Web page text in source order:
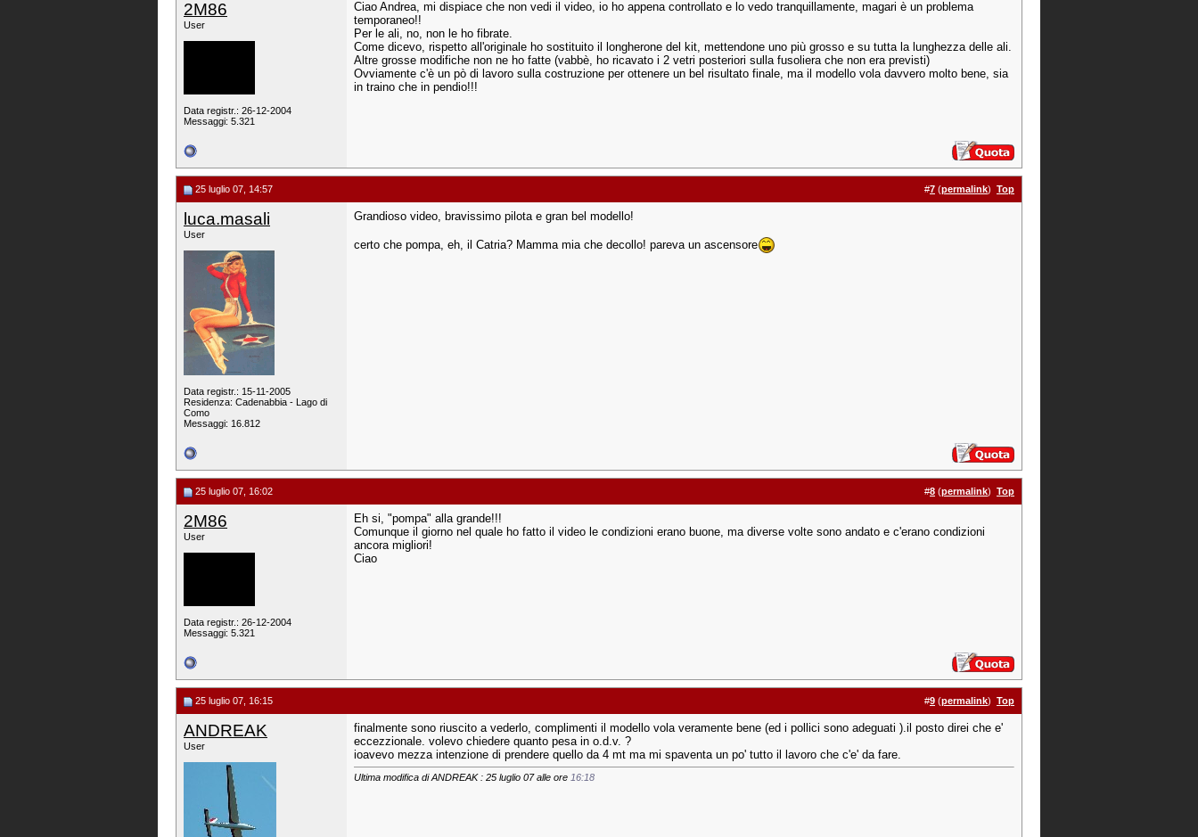
2M86
User
Data registr.: 26-12-2004
Messaggi: 5.321
Ciao Andrea, mi dispiace che non vedi il video, io ho appena controllato e lo vedo tranquillamente, magari è un problema
temporaneo!!
Per le ali, no, non le ho fibrate.
Come dicevo, rispetto all'originale ho sostituito il longherone del kit, mettendone uno più grosso e su tutta la lunghezza delle ali.
Altre grosse modifiche non ne ho fatte (vabbè, ho ricavato i 2 vetri posteriori sulla fusoliera che non era previsti)
Ovviamente c'è un pò di lavoro sulla costruzione per ottenere un bel risultato finale, ma il modello vola davvero molto bene, sia
in traino che in pendio!!!
25 luglio 07, 14:57 #7 (permalink) Top
luca.masali
User
Data registr.: 15-11-2005
Residenza: Cadenabbia - Lago di
Como
Messaggi: 16.812
Grandioso video, bravissimo pilota e gran bel modello!
certo che pompa, eh, il Catria? Mamma mia che decollo! pareva un ascensore
25 luglio 07, 16:02 #8 (permalink) Top
2M86
User
Data registr.: 26-12-2004
Messaggi: 5.321
Eh si, "pompa" alla grande!!!
Comunque il giorno nel quale ho fatto il video le condizioni erano buone, ma diverse volte sono andato e c'erano condizioni
ancora migliori!
Ciao
25 luglio 07, 16:15 #9 (permalink) Top
ANDREAK
User
finalmente sono riuscito a vederlo, complimenti il modello vola veramente bene (ed i pollici sono adeguati ).il posto direi che e'
eccezzionale. volevo chiedere quanto pesa in o.d.v. ?
ioavevo mezza intenzione di prendere quello da 4 mt ma mi spaventa un po' tutto il lavoro che c'e' da fare.
Ultima modifica di ANDREAK : 25 luglio 07 alle ore 16:18